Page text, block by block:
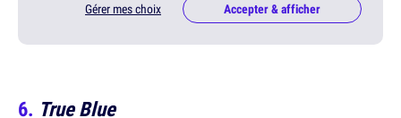
Gérer mes choix Accepter & afficher
True Blue